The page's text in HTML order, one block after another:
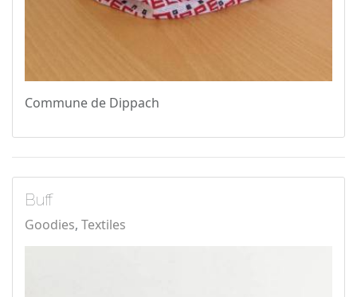
Commune de Dippach
Buff
Goodies Textiles